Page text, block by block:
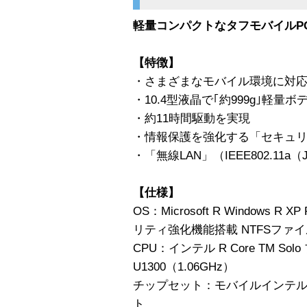
軽量コンパクトなタフモバイル
【特徴】
・さまざまなモバイル環境に対
・10.4型液晶で｢約999g｣軽量ボ
・約11時間駆動を実現
・情報保護を強化する「セキュ
・「無線LAN」（IEEE802.11a
【仕様】
OS：Microsoft R Windows R
リティ強化機能搭載 NTFSファ
CPU：インテル R Core TM
U1300（1.06GHz）
チップセット：モバイルイン
ト